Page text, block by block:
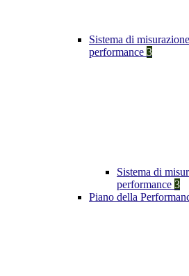
Sistema di
performance 3
Sistema di
performance 3
Piano della